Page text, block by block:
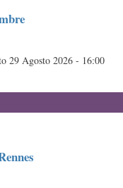
29 Agosto 2026 - 16:00